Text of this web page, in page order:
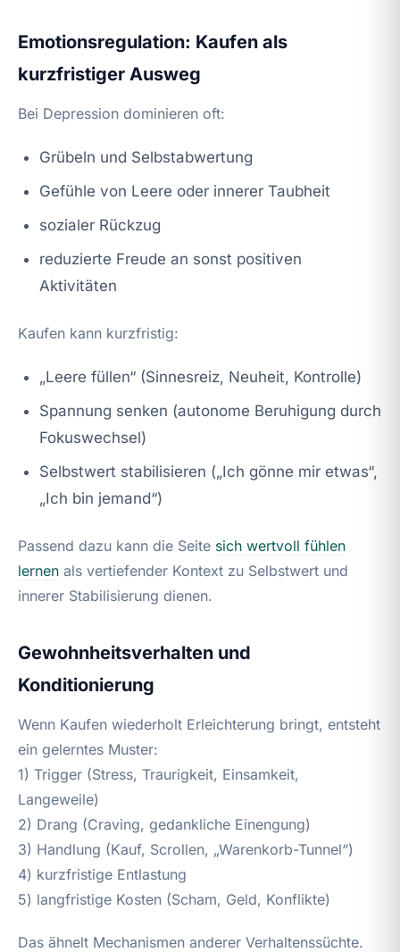
Emotionsregulation: Kaufen als
kurzfristiger Ausweg
Bei Depression dominieren oft:
Grübeln und Selbstabwertung
Gefühle von Leere oder innerer Taubheit
sozialer Rückzug
reduzierte Freude an sonst positiven
Aktivitäten
Kaufen kann kurzfristig:
„Leere füllen“ (Sinnesreiz, Neuheit, Kontrolle)
Spannung senken (autonome Beruhigung durch
Fokuswechsel)
Selbstwert stabilisieren („Ich gönne mir etwas“,
„Ich bin jemand“)
Passend dazu kann die Seite sich wertvoll fühlen
lernen als vertiefender Kontext zu Selbstwert und
innerer Stabilisierung dienen.
Gewohnheitsverhalten und
Konditionierung
Wenn Kaufen wiederholt Erleichterung bringt, entsteht
ein gelerntes Muster:
1) Trigger (Stress, Traurigkeit, Einsamkeit,
Langeweile)
2) Drang (Craving, gedankliche Einengung)
3) Handlung (Kauf, Scrollen, „Warenkorb-Tunnel“)
4) kurzfristige Entlastung
5) langfristige Kosten (Scham, Geld, Konflikte)
Das ähnelt Mechanismen anderer Verhaltenssüchte.